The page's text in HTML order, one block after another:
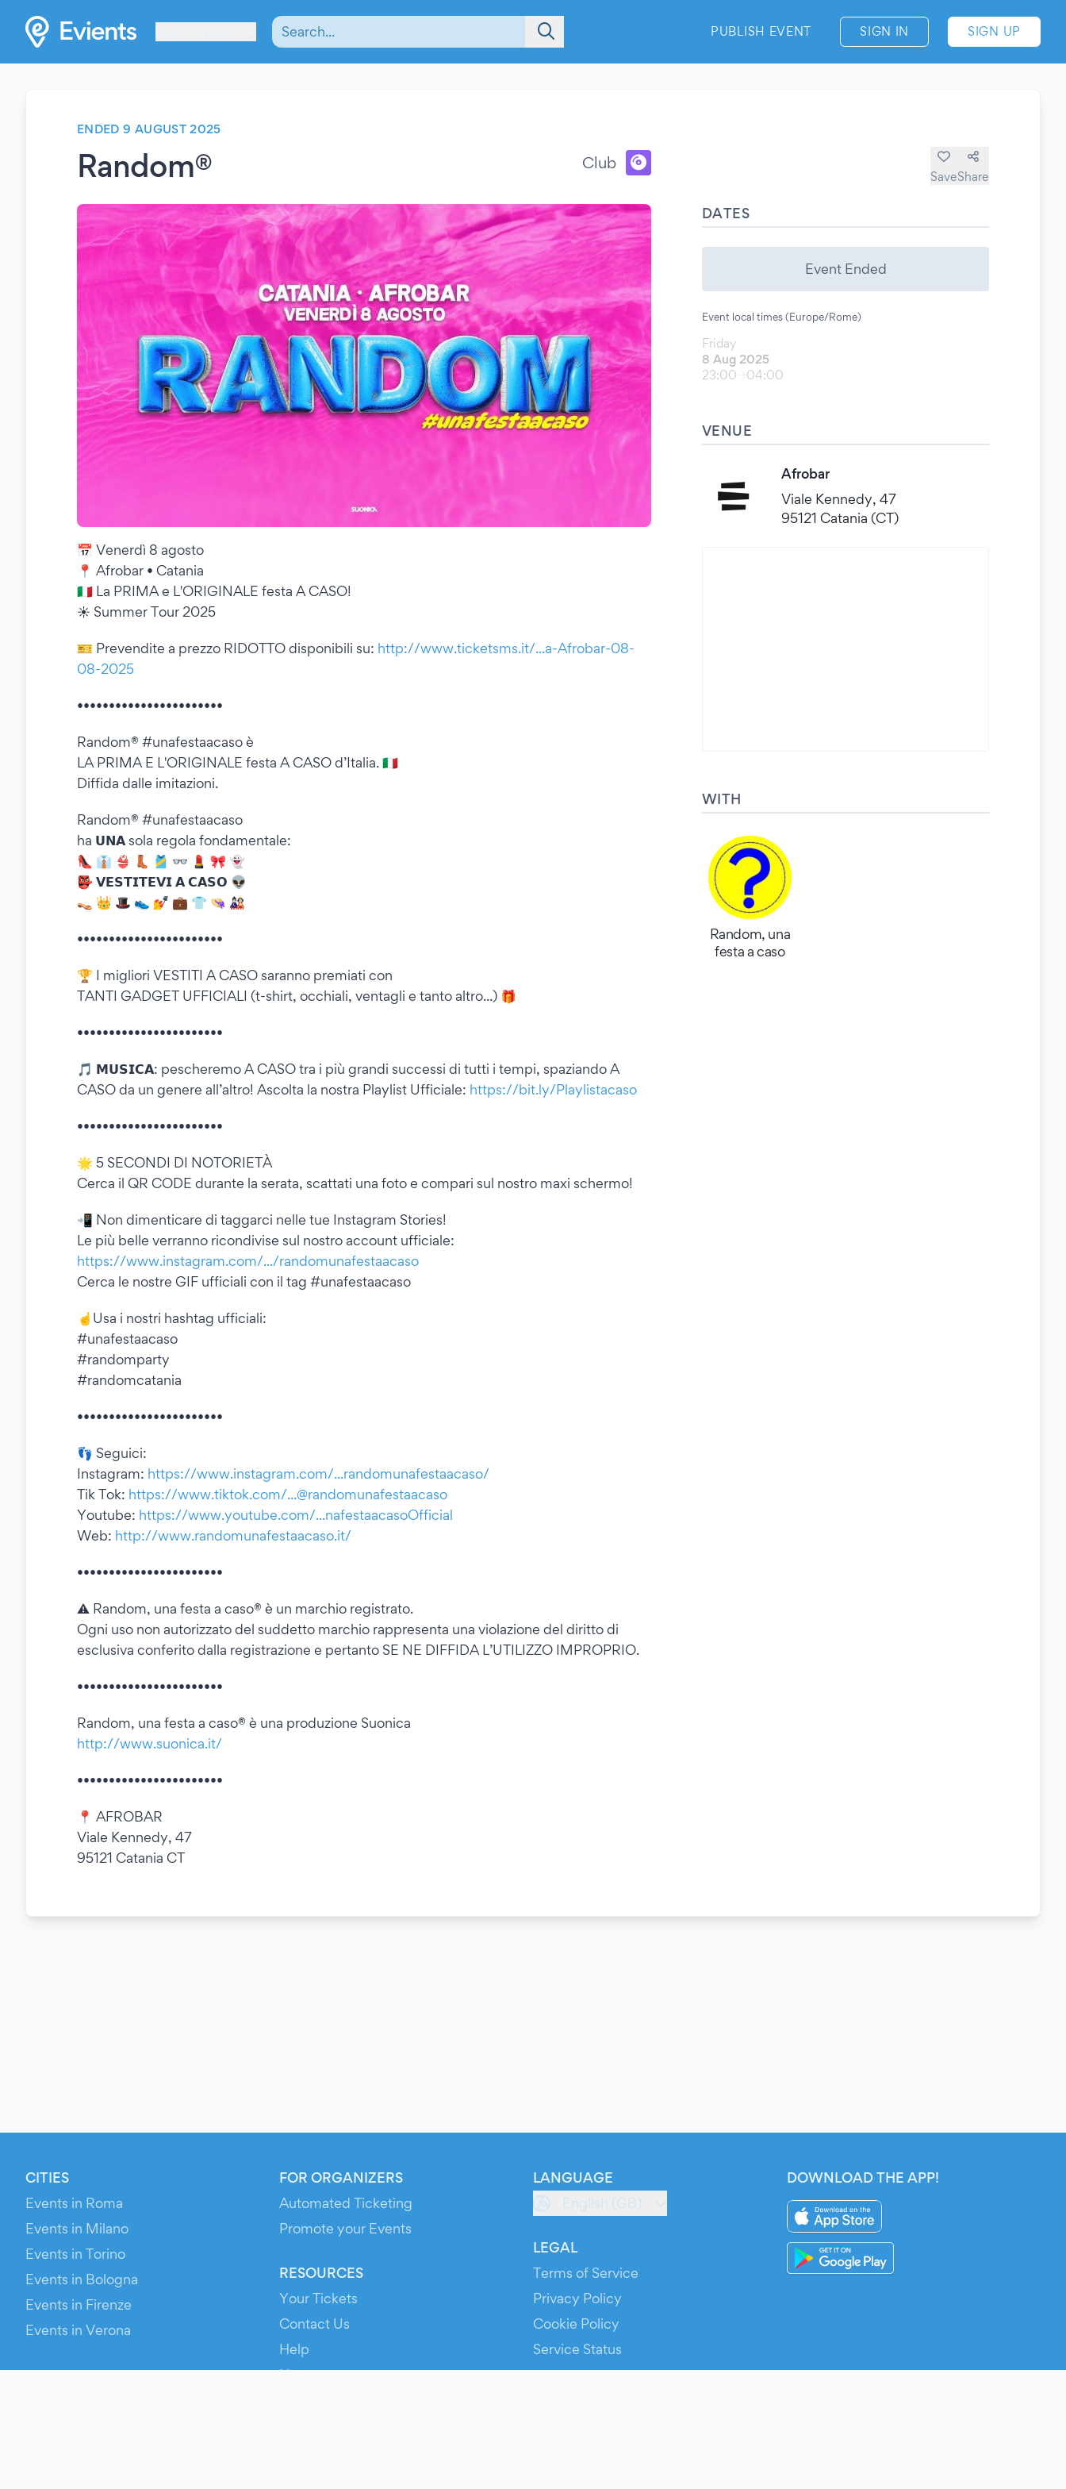
PUBLISH EVENT SIGN IN SIGN UP
ENDED 9 AUGUST 2025
Random® Club
SaveShare
📅 Venerdì 8 agosto
📍 Afrobar • Catania
🇮🇹 La PRIMA e L'ORIGINALE festa A CASO!
☀️ Summer Tour 2025
🎫 Prevendite a prezzo RIDOTTO disponibili su: http://www.ticketsms.it/...a-Afrobar-08-
08-2025
•••••••••••••••••••••••
Random® #unafestaacaso è
LA PRIMA E L'ORIGINALE festa A CASO d’Italia. 🇮🇹
Diffida dalle imitazioni.
Random® #unafestaacaso
ha 𝗨𝗡𝗔 sola regola fondamentale:
👠 👔 👙 👢 🎽 👓 💄 🎀 👻
👺 𝗩𝗘𝗦𝗧𝗜𝗧𝗘𝗩𝗜 𝗔 𝗖𝗔𝗦𝗢 👽
👡 👑 🎩 👟 💅 💼 👕 👒 🎎
•••••••••••••••••••••••
🏆 I migliori VESTITI A CASO saranno premiati con
TANTI GADGET UFFICIALI (t-shirt, occhiali, ventagli e tanto altro...) 🎁
•••••••••••••••••••••••
🎵 𝗠𝗨𝗦𝗜𝗖𝗔: pescheremo A CASO tra i più grandi successi di tutti i tempi, spaziando A
CASO da un genere all’altro! Ascolta la nostra Playlist Ufficiale: https://bit.ly/Playlistacaso
•••••••••••••••••••••••
🌟 5 SECONDI DI NOTORIETÀ
Cerca il QR CODE durante la serata, scattati una foto e compari sul nostro maxi schermo!
📲 Non dimenticare di taggarci nelle tue Instagram Stories!
Le più belle verranno ricondivise sul nostro account ufficiale:
https://www.instagram.com/.../randomunafestaacaso
Cerca le nostre GIF ufficiali con il tag #unafestaacaso
☝️Usa i nostri hashtag ufficiali:
#unafestaacaso
#randomparty
#randomcatania
•••••••••••••••••••••••
👣 Seguici:
Instagram: https://www.instagram.com/...randomunafestaacaso/
Tik Tok: https://www.tiktok.com/...@randomunafestaacaso
Youtube: https://www.youtube.com/...nafestaacasoOfficial
Web: http://www.randomunafestaacaso.it/
•••••••••••••••••••••••
⚠️ Random, una festa a caso® è un marchio registrato.
Ogni uso non autorizzato del suddetto marchio rappresenta una violazione del diritto di
esclusiva conferito dalla registrazione e pertanto SE NE DIFFIDA L’UTILIZZO IMPROPRIO.
•••••••••••••••••••••••
Random, una festa a caso® è una produzione Suonica
http://www.suonica.it/
•••••••••••••••••••••••
📍 AFROBAR
Viale Kennedy, 47
95121 Catania CT
DATES
Event Ended
Event local times (Europe/Rome)
Friday
8 Aug 2025
23:00
04:00
VENUE
Afrobar
Viale Kennedy, 47
95121 Catania (CT)
WITH
Random, una
festa a caso
CITIES
Events in Roma
Events in Milano
Events in Torino
Events in Bologna
Events in Firenze
Events in Verona
FOR ORGANIZERS
Automated Ticketing
Promote your Events
RESOURCES
Your Tickets
Contact Us
Help
Newsroom
LANGUAGE
English (GB)
LEGAL
Terms of Service
Privacy Policy
Cookie Policy
Service Status
DOWNLOAD THE APP!